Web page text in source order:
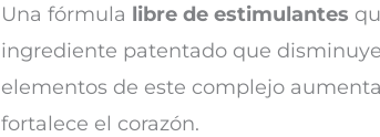
Una fórmula libre de estimulantes
ingrediente patentado que
elementos de este complejo
fortalece el corazón.